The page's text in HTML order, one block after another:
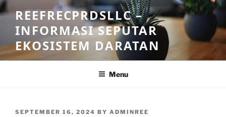
Skip
to
content
REEFRECPRDSLLC –
INFORMASI SEPUTAR
EKOSISTEM DARATAN
Menu
POSTED
SEPTEMBER 16, 2024 BY ADMINREE